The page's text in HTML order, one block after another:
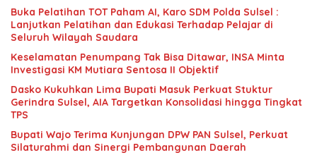
Buka Pelatihan TOT Paham AI, Karo SDM Polda Sulsel :
Lanjutkan Pelatihan dan Edukasi Terhadap Pelajar di
Seluruh Wilayah Saudara
Keselamatan Penumpang Tak Bisa Ditawar, INSA Minta
Investigasi KM Mutiara Sentosa II Objektif
Dasko Kukuhkan Lima Bupati Masuk Perkuat Stuktur
Gerindra Sulsel, AIA Targetkan Konsolidasi hingga Tingkat
TPS
Bupati Wajo Terima Kunjungan DPW PAN Sulsel, Perkuat
Silaturahmi dan Sinergi Pembangunan Daerah